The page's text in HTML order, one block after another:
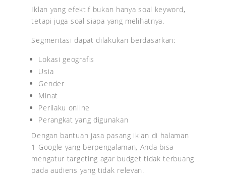
Iklan yang efektif bukan hanya soal keyword,
tetapi juga soal siapa yang melihatnya.
Segmentasi dapat dilakukan berdasarkan:
Lokasi geografis
Usia
Gender
Minat
Perilaku online
Perangkat yang digunakan
Dengan bantuan jasa pasang iklan di halaman
1 Google yang berpengalaman, Anda bisa
mengatur targeting agar budget tidak terbuang
pada audiens yang tidak relevan.